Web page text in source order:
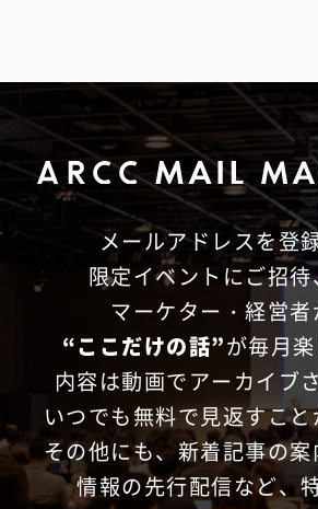
メールアドレスを登
限定イベントにご招待
マーケター・経営者
“ここだけの話”が毎月楽
内容は動画でアーカイブ
いつでも無料で見返すこ
その他にも、新着記事の
情報の先行配信など、